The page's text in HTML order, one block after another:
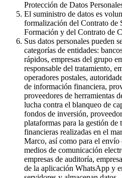
Protección de Datos
El suministro de datos es
formalización del Contrato de
Formación y del Contrato de
Sus datos personales pueden
categorías de entidades:
rápidos, empresas del grupo
responsable del tratamiento,
operadores postales,
de información financiera,
proveedores de herramientas
lucha contra el blanqueo de
fondos de inversión,
plataformas para la gestión de
financieras realizadas en el
Marco, así como para el
medios de comunicación
empresas de auditoría,
de la aplicación WhatsApp y